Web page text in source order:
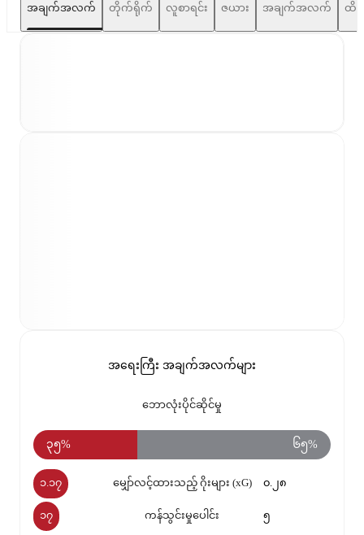
အချက်အလက် တိုက်ရိုက် လူစာရင်း ဇယား အချက်အလက် ထိ
အရေးကြီး အချက်အလက်များ
ဘောလုံးပိုင်ဆိုင်မှု
၃၅% ၆၅%
မျှော်လင့်ထားသည့် ဂိုးများ (xG)
၁.၁၇ ၀.၂၈
ကန်သွင်းမှုပေါင်း
၁၇ ၅